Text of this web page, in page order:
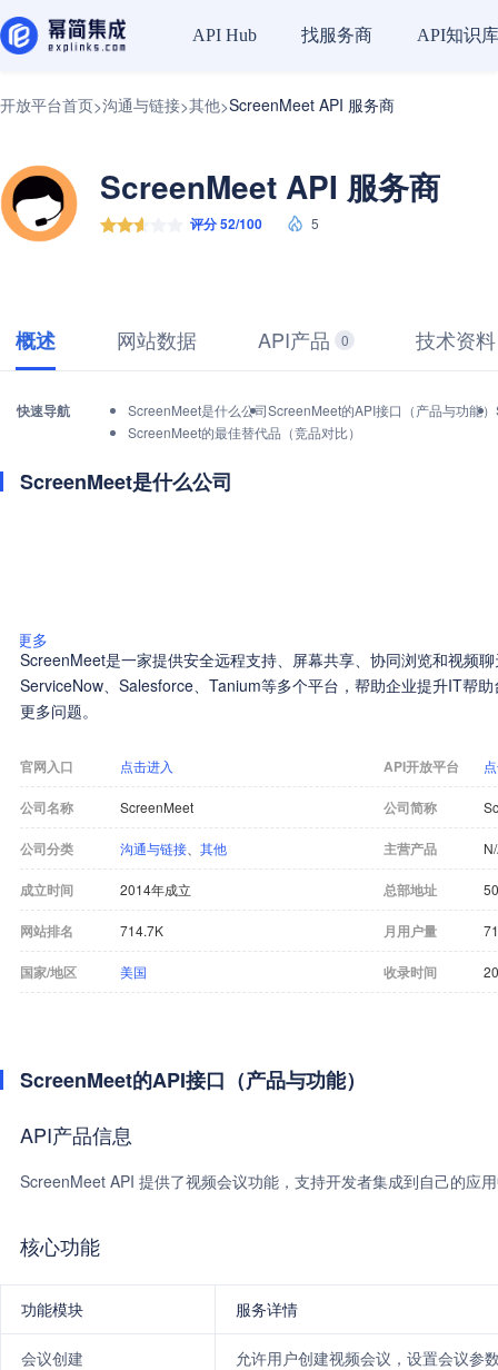
API Hub 找服务商 API知识库
开放平台首页>沟通与链接>其他>ScreenMeet API 服务商
ScreenMeet API 服务商
评分 52/100 5
概述 网站数据 API产品 0 技术资料
快速导航 ScreenMeet是什么公司ScreenMeet的API接口（产品与功能）
ScreenMeet的最佳替代品（竞品对比）
ScreenMeet是什么公司
更多
ScreenMeet是一家提供安全远程支持、屏幕共享、协同浏览和视频
ServiceNow、Salesforce、Tanium等多个平台，帮助企业提升IT帮
更多问题。
官网入口 点击进入 API开放平台
公司名称 ScreenMeet 公司简称
公司分类 沟通与链接 其他 主营产品
成立时间 2014年成立 总部地址
网站排名 714.7K 月用户量
国家/地区 美国 收录时间
ScreenMeet的API接口（产品与功能）
API产品信息
ScreenMeet API 提供了视频会议功能，支持开发者集成到自己的应
核心功能
功能模块 服务详情
会议创建 允许用户创建视频会议，设置会议参